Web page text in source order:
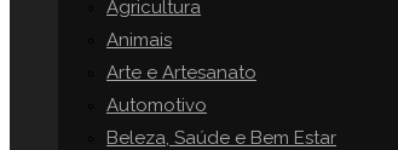
Agricultura
Animais
Arte e Artesanato
Automotivo
Beleza, Saúde e Bem Estar